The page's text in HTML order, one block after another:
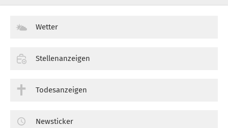
Wetter
Stellenanzeigen
Todesanzeigen
Newsticker